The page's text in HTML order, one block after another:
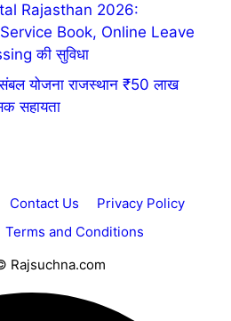
Rajasthan 2026:
e-Service Book, Online Leave
की सुविधा
योजना राजस्थान ₹50 लाख
सहायता
Contact Us
Privacy Policy
Terms and Conditions
Rajsuchna.com